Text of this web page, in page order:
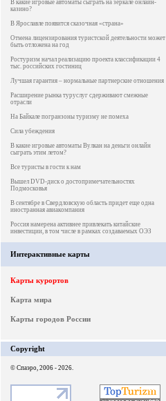
В какие игровые автоматы сыграть на зеркале онлайн-
казино?
В Ярославле появится сказочная «страна»
Отмена лицензирования туристской деятельности может
быть отложена на год
Ростуризм начал реализацию проекта классификации 4
тыс. российских гостиниц
Лучшая гарантия – нормальные партнерские отношения
Расширение рынка туруслуг сдерживают смежные
отрасли
На Байкале погранзоны туризму не помеха
Сила убеждения
В какие игровые автоматы Вулкан на деньги онлайн
сыграть этим летом?
Все туристы в гости к нам
Вышел DVD-диск о достопримечательностях
Подмосковья
В сентябре в Свердловскую область придет еще одна
иностранная авиакомпания
Россия намерена активнее привлекать китайские
инвестиции, в том числе в рамках создаваемых ОЭЗ
Интерактивные карты
Карты курортов
Карта мира
Карты городов России
Copyright
© Спаэро, 2006 - 2026.